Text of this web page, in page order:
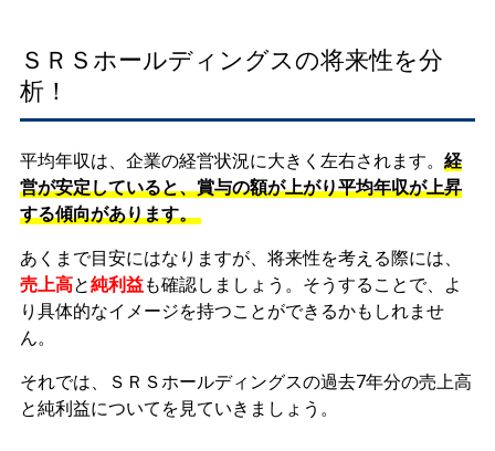
ＳＲＳホールディングスの将来性を分
析！
平均年収は、企業の経営状況に大きく左右されます。 経
営が安定していると、賞与の額が上がり平均年収が上昇
する傾向があります。
あくまで目安にはなりますが、将来性を考える際には、
売上高と純利益も確認しましょう。そうすることで、よ
り具体的なイメージを持つことができるかもしれませ
ん。
それでは、ＳＲＳホールディングスの過去7年分の売上高
と純利益についてを見ていきましょう。